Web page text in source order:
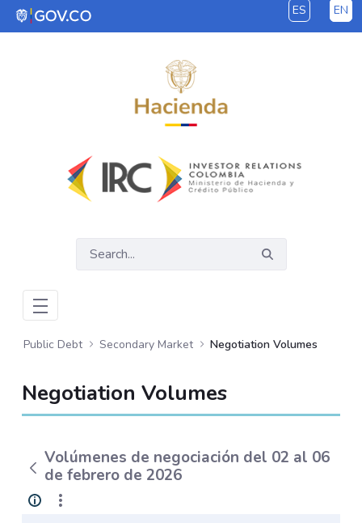
Skip to Main Content ES EN
Public Debt Secondary Market Negotiation Volumes
Negotiation Volumes
Volúmenes de negociación del 02 al 06
de febrero de 2026